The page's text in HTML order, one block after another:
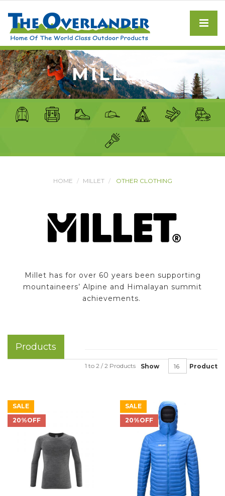
MILLET
HOME MILLET OTHER CLOTHING
Millet has for over 60 years been supporting
mountaineers’ Alpine and Himalayan summit
achievements.
Products
Show Product
1 to 2 / 2 Products
SALE
20%OFF
SALE
20%OFF